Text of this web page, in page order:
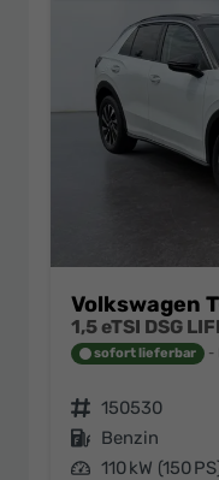
Volkswagen
sofort lieferbar
Fahrzeugnr. 150530
Kraftstoff Benzin
Leistung 110 kW (150